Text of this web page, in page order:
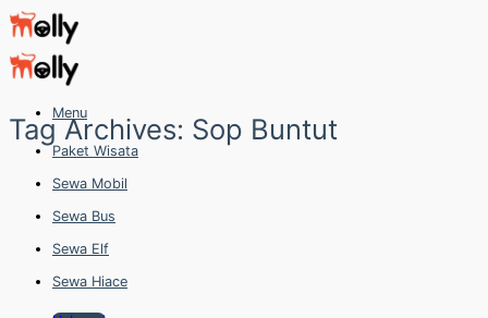
Skip
to
content
Menu
Paket Wisata
Sewa Mobil
Sewa Bus
Sewa Elf
Sewa Hiace
Tag Archives: Sop Buntut